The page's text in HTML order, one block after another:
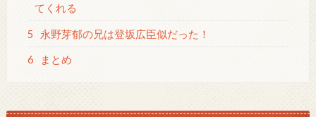
てくれる
5 永野芽郁の兄は登坂広臣似だった！
6 まとめ